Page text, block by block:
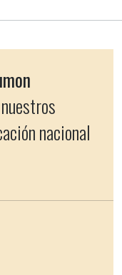
nacional